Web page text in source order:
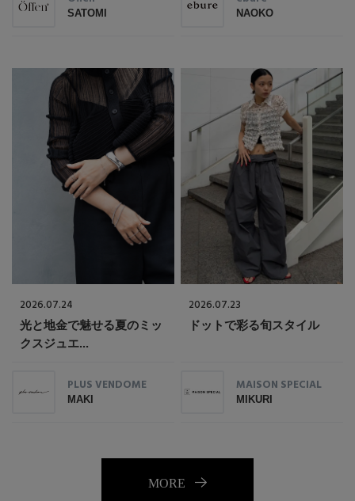
SATOMI NAOKO
2026.07.24
光と地金で魅せる夏のミッ
クスジュエ...
PLUS VENDOME
MAKI
2026.07.23
ドットで彩る旬スタイル
MAISON SPECIAL
MIKURI
MORE